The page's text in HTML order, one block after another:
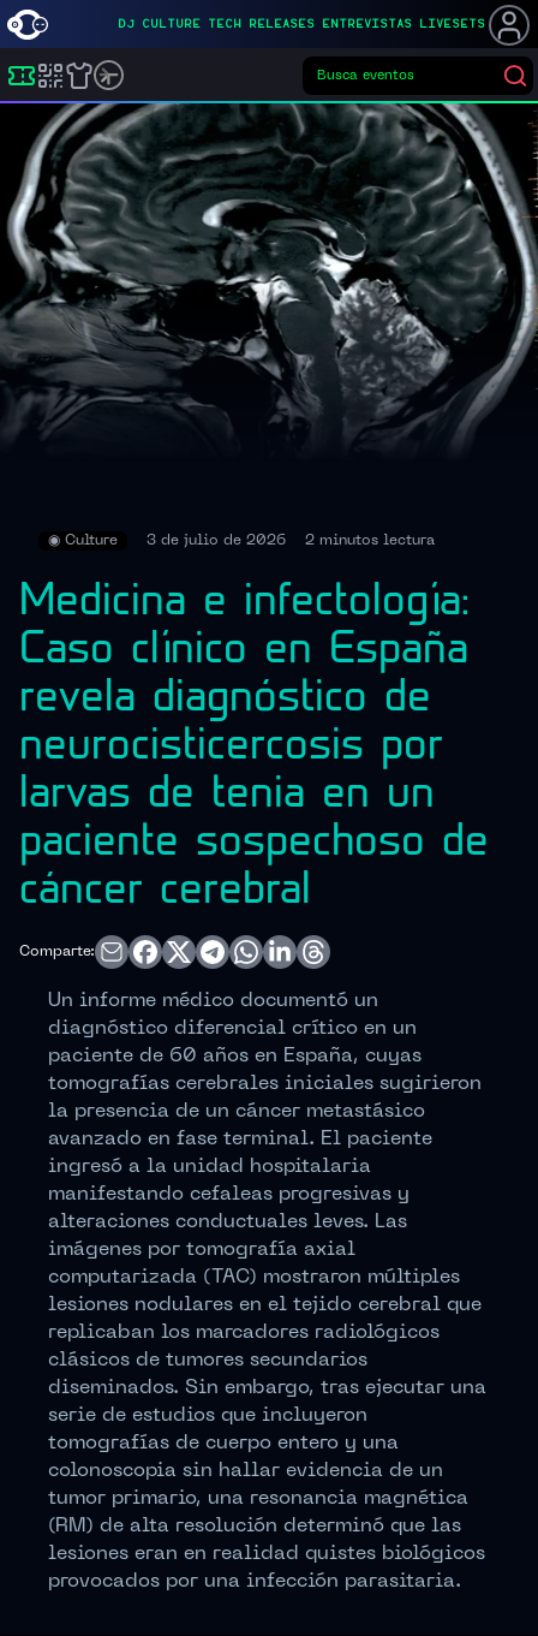
DJ CULTURE TECH RELEASES ENTREVISTAS LIVESETS
Busca eventos
Buscar eventos
◉ Culture 3 de julio de 2026 2 minutos lectura
Medicina e infectología:
Caso clínico en España
revela diagnóstico de
neurocisticercosis por
larvas de tenia en un
paciente sospechoso de
cáncer cerebral
Comparte:
Un informe médico documentó un
diagnóstico diferencial crítico en un
paciente de 60 años en España, cuyas
tomografías cerebrales iniciales sugirieron
la presencia de un cáncer metastásico
avanzado en fase terminal. El paciente
ingresó a la unidad hospitalaria
manifestando cefaleas progresivas y
alteraciones conductuales leves. Las
imágenes por tomografía axial
computarizada (TAC) mostraron múltiples
lesiones nodulares en el tejido cerebral que
replicaban los marcadores radiológicos
clásicos de tumores secundarios
diseminados. Sin embargo, tras ejecutar una
serie de estudios que incluyeron
tomografías de cuerpo entero y una
colonoscopia sin hallar evidencia de un
tumor primario, una resonancia magnética
(RM) de alta resolución determinó que las
lesiones eran en realidad quistes biológicos
provocados por una infección parasitaria.